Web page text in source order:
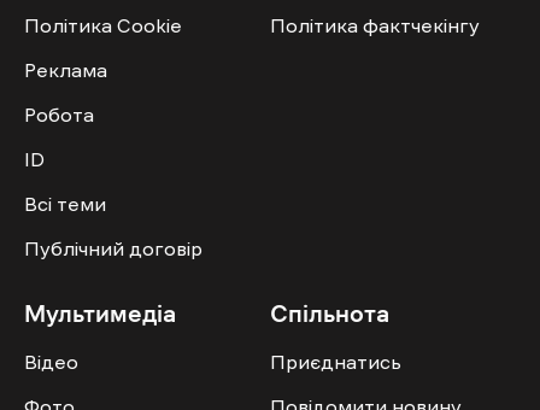
Політика Cookie
Реклама
Робота
ID
Всі теми
Публічний договір
Політика фактчекінгу
Мультимедіа
Відео
Спільнота
Приєднатись